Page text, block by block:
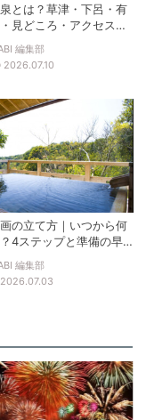
とは？草津・下呂・有
見どころ・アクセスを
編集部
2026.07.10
の立て方｜いつから何
4ステップと準備の早
編集部
2026.07.03